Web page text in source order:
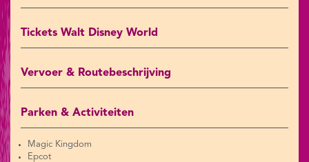
Tickets Walt Disney World
Vervoer & Routebeschrijving
Parken & Activiteiten
Magic Kingdom
Epcot